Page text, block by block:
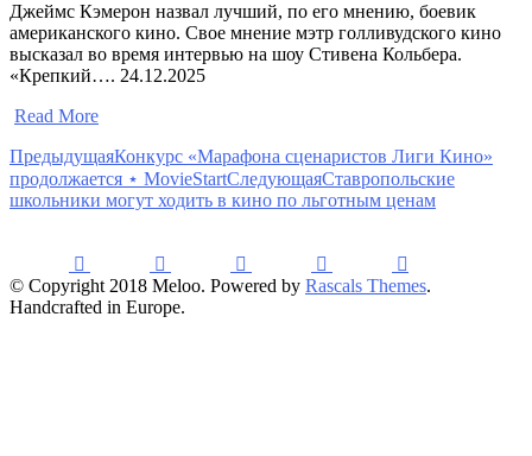
Джеймс Кэмерон назвал лучший, по его мнению, боевик
американского кино. Свое мнение мэтр голливудского кино
высказал во время интервью на шоу Стивена Кольбера.
«Крепкий…. 24.12.2025
Read More
ПредыдущаяКонкурс «Марафона сценаристов Лиги Кино»
продолжается ⋆ MovieStartСледующаяСтавропольские
школьники могут ходить в кино по льготным ценам
© Copyright 2018 Meloo. Powered by Rascals Themes.
Handcrafted in Europe.